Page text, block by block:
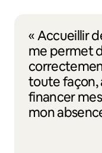
« Accueillir
me permet
toute façon,
financer
mon